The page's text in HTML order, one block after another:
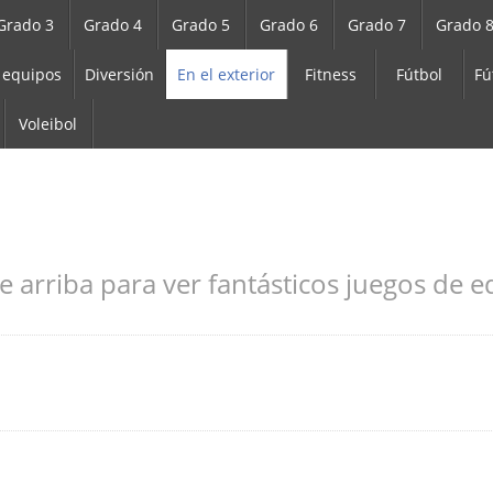
3 Grado 4 Grado 5 Grado 6 Grado 7 Grado 8
Diversión En el exterior Fitness Fútbol
Voleibol
arriba para ver fantásticos juegos de